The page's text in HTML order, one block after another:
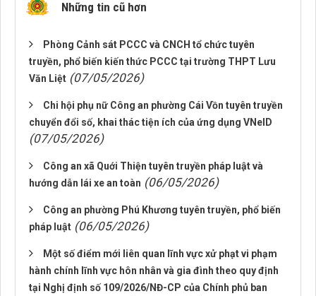
Những tin cũ hơn
Phòng Cảnh sát PCCC và CNCH tổ chức tuyên
truyền, phổ biến kiến thức PCCC tại trường THPT Lưu
Văn Liệt (07/05/2026)
Chi hội phụ nữ Công an phường Cái Vồn tuyên truyền
chuyển đổi số, khai thác tiện ích của ứng dụng VNeID
(07/05/2026)
Công an xã Quới Thiện tuyên truyền pháp luật và
hướng dẫn lái xe an toàn (06/05/2026)
Công an phường Phú Khương tuyên truyền, phổ biến
pháp luật (06/05/2026)
Một số điểm mới liên quan lĩnh vực xử phạt vi phạm
hành chính lĩnh vực hôn nhân và gia đình theo quy định
tại Nghị định số 109/2026/NĐ-CP của Chính phủ ban